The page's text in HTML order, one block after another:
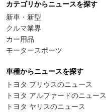
カテゴリからニュースを探す
新車・新型
クルマ業界
カー用品
モータースポーツ
車種からニュースを探す
トヨタ プリウスのニュース
トヨタ アルファードのニュース
トヨタ ヤリスのニュース